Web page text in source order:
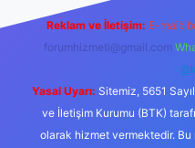
Reklam ve İletişim: E-mail:
forumhizmeti@gmail.com
Yasal Uyarı: Sitemiz, 5651
ve İletişim Kurumu (BTK)
olarak hizmet vermektedir.